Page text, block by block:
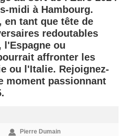
midi à Hambourg.
en tant que tête de
redoutables
l'Espagne ou
affronter les
ou l'Italie. Rejoignez-
moment passionnant
Pierre Dumain